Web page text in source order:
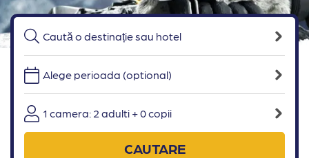
Alege perioada (optional)
1 camera: 2 adulti + 0 copii
CAUTARE